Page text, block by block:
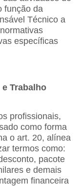
função da
Técnico a
específicas
Trabalho
profissionais,
como forma
o art. 20, alínea
termos como:
pacote
e demais
financeira